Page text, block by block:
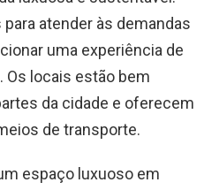
atender às demandas
uma experiência de
Os locais estão bem
da cidade e oferecem
de transporte.
espaço luxuoso em